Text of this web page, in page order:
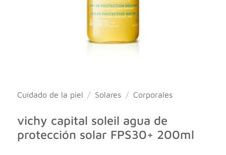
Cuidado de la piel / Solares / Corporales
vichy capital soleil agua de
protección solar FPS30+ 200ml